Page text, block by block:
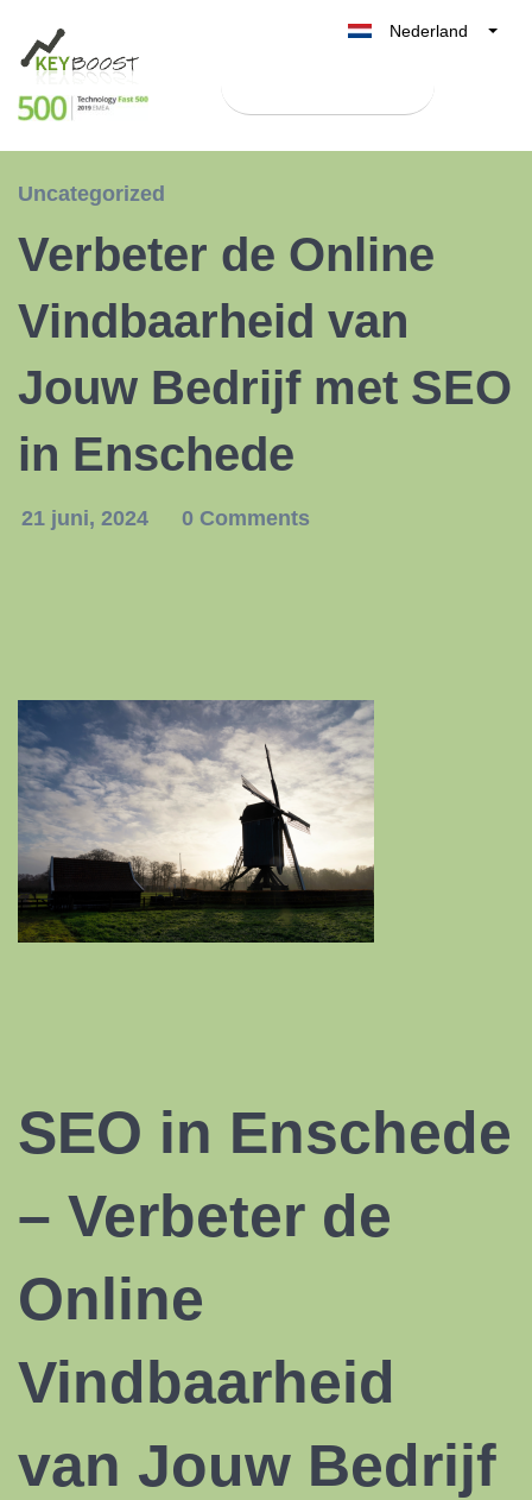
Nederland
België
España
Uncategorized
Verbeter de Online
Vindbaarheid van
Jouw Bedrijf met SEO
in Enschede
21 juni, 2024 0 Comments
SEO in Enschede
– Verbeter de
Online
Vindbaarheid
van Jouw Bedrijf